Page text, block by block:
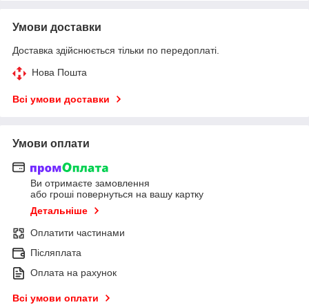
Умови доставки
Доставка здійснюється тільки по передоплаті.
Нова Пошта
Всі умови доставки
Умови оплати
Ви отримаєте замовлення
або гроші повернуться на вашу картку
Детальніше
Оплатити частинами
Післяплата
Оплата на рахунок
Всі умови оплати